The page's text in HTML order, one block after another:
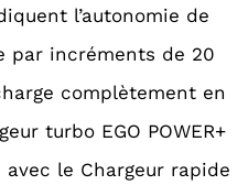
l’autonomie de
par incréments de 20
complètement en
turbo EGO POWER+
le Chargeur rapide